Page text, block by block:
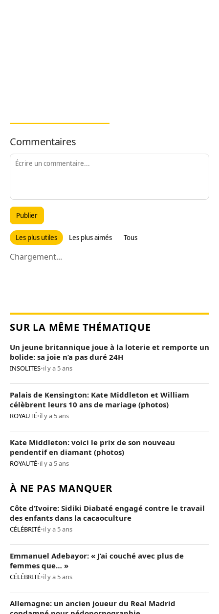
Commentaires
Publier
Les plus utiles Les plus aimés Tous
Chargement...
SUR LA MÊME THÉMATIQUE
Un jeune britannique joue à la loterie et remporte un
bolide: sa joie n’a pas duré 24H
INSOLITES•il y a 5 ans
Palais de Kensington: Kate Middleton et William
célèbrent leurs 10 ans de mariage (photos)
ROYAUTÉ•il y a 5 ans
Kate Middleton: voici le prix de son nouveau
pendentif en diamant (photos)
ROYAUTÉ•il y a 5 ans
À NE PAS MANQUER
Côte d’Ivoire: Sidiki Diabaté engagé contre le travail
des enfants dans la cacaoculture
CÉLÉBRITÉ•il y a 5 ans
Emmanuel Adebayor: « J’ai couché avec plus de
femmes que… »
CÉLÉBRITÉ•il y a 5 ans
Allemagne: un ancien joueur du Real Madrid